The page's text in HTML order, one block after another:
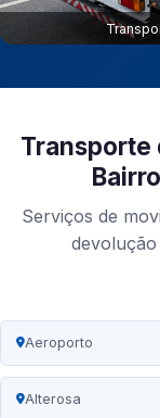
Transporte
Serviços de
devolução
Aeroporto
Alterosa